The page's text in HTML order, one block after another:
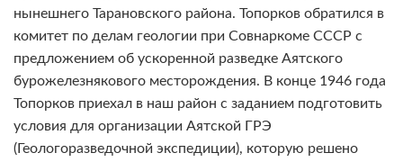
нынешнего Тарановского района. Топорков обратился в
комитет по делам геологии при Совнаркоме СССР с
предложением об ускоренной разведке Аятского
бурожелезнякового месторождения. В конце 1946 года
Топорков приехал в наш район с заданием подготовить
условия для организации Аятской ГРЭ
(Геологоразведочной экспедиции), которую решено